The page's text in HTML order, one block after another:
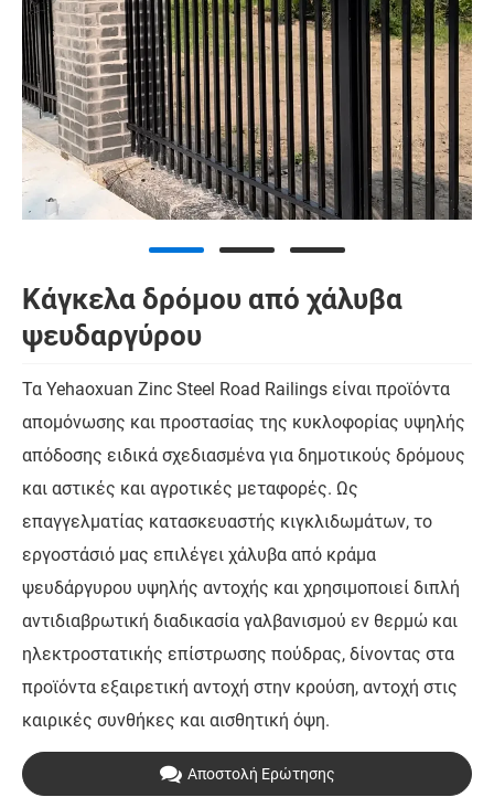
Κάγκελα δρόμου από χάλυβα
ψευδαργύρου
Τα Yehaoxuan Zinc Steel Road Railings είναι προϊόντα
απομόνωσης και προστασίας της κυκλοφορίας υψηλής
απόδοσης ειδικά σχεδιασμένα για δημοτικούς δρόμους
και αστικές και αγροτικές μεταφορές. Ως
επαγγελματίας κατασκευαστής κιγκλιδωμάτων, το
εργοστάσιό μας επιλέγει χάλυβα από κράμα
ψευδάργυρου υψηλής αντοχής και χρησιμοποιεί διπλή
αντιδιαβρωτική διαδικασία γαλβανισμού εν θερμώ και
ηλεκτροστατικής επίστρωσης πούδρας, δίνοντας στα
προϊόντα εξαιρετική αντοχή στην κρούση, αντοχή στις
καιρικές συνθήκες και αισθητική όψη.
Αποστολή Ερώτησης